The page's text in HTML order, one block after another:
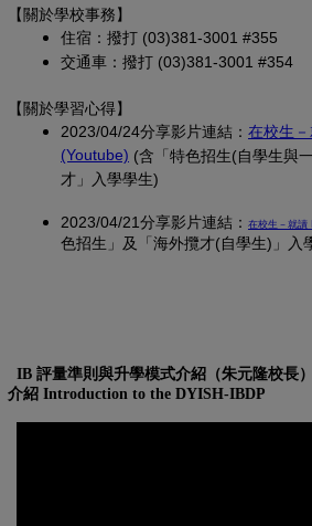
【關於學校事務】
住宿：撥打 (03)381-3001 #355
交通車：撥打 (03)381-3001 #354
【關於學習心得】
2023/04/24分享影片連結： 在校生
(Youtube) (另開新視窗)
(含「特色招生(自學生與
才」入學學生)
2023/04/21分享影片連結： 在校生－就讀
色招生」及「海外攬才(自學生)」入
IB 評量準則與升學模式介紹（朱
介紹 Introduction to the DYISH-IBDP